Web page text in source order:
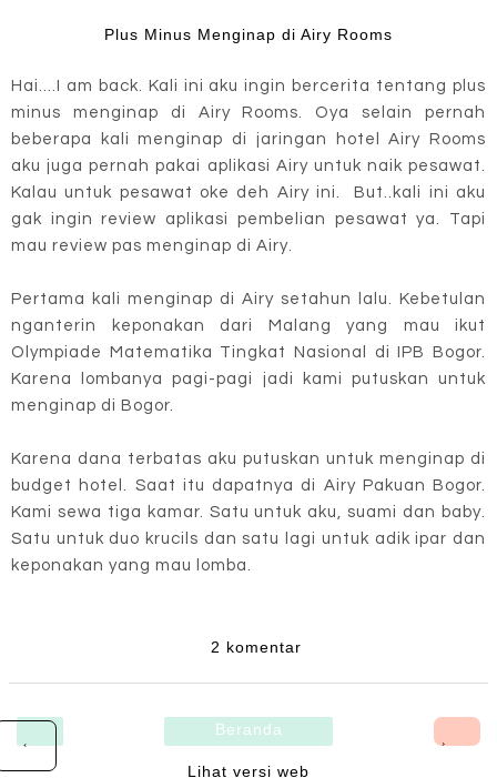
Plus Minus Menginap di Airy Rooms
Hai....I am back. Kali ini aku ingin bercerita tentang plus
minus menginap di Airy Rooms. Oya selain pernah
beberapa kali menginap di jaringan hotel Airy Rooms
aku juga pernah pakai aplikasi Airy untuk naik pesawat.
Kalau untuk pesawat oke deh Airy ini. But..kali ini aku
gak ingin review aplikasi pembelian pesawat ya. Tapi
mau review pas menginap di Airy.
Pertama kali menginap di Airy setahun lalu. Kebetulan
nganterin keponakan dari Malang yang mau ikut
Olympiade Matematika Tingkat Nasional di IPB Bogor.
Karena lombanya pagi-pagi jadi kami putuskan untuk
menginap di Bogor.
Karena dana terbatas aku putuskan untuk menginap di
budget hotel. Saat itu dapatnya di Airy Pakuan Bogor.
Kami sewa tiga kamar. Satu untuk aku, suami dan baby.
Satu untuk duo krucils dan satu lagi untuk adik ipar dan
keponakan yang mau lomba.
2 komentar
‹ ›
Beranda
Lihat versi web